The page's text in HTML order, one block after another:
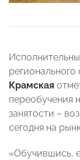
Крамская
переобучения
занятости –
сегодня на
«Обучившись,